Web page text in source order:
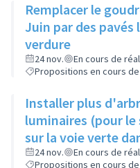
Remplacer le
Juin par des pavés
verdure
24 nov.
En cours de
Propositions en cours
Installer plus
luminaires (pour le
sur la voie verte
et la rue de
24 nov.
En cours de
Propositions en cours